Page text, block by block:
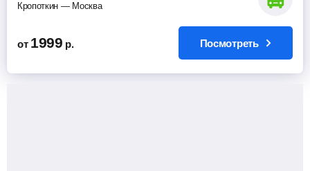
Кропоткин — Москва
от 1999 р. Посмотреть